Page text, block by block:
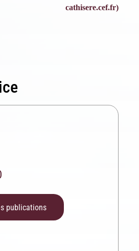
cathisere.cef.fr)
publications
Letter
nos dernières actualités,
votre adresse mail.